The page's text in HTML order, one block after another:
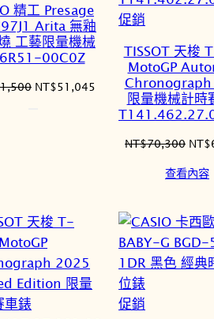
精工 Presage
Arita 無釉
工藝限量機械
00C0Z
原
NT$51,045
促銷
商
品
TISSOT 天梭
MotoGP
限量機械計時
NT$70,300 原
價
NT$
查看內容
促銷